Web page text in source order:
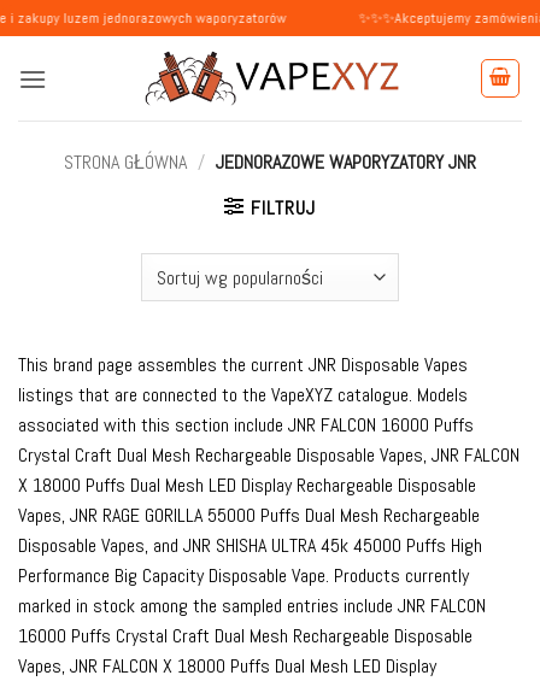
Przewiń
do
zawartości
jednorazowych waporyzatorów ✨✨✨Akceptujemy zamówienia od
STRONA GŁÓWNA / JEDNORAZOWE WAPORYZATORY JNR
FILTRUJ
This brand page assembles the current JNR Disposable Vapes
listings that are connected to the VapeXYZ catalogue. Models
associated with this section include JNR FALCON 16000 Puffs
Crystal Craft Dual Mesh Rechargeable Disposable Vapes, JNR FALCON
X 18000 Puffs Dual Mesh LED Display Rechargeable Disposable
Vapes, JNR RAGE GORILLA 55000 Puffs Dual Mesh Rechargeable
Disposable Vapes, and JNR SHISHA ULTRA 45k 45000 Puffs High
Performance Big Capacity Disposable Vape. Products currently
marked in stock among the sampled entries include JNR FALCON
16000 Puffs Crystal Craft Dual Mesh Rechargeable Disposable
Vapes, JNR FALCON X 18000 Puffs Dual Mesh LED Display